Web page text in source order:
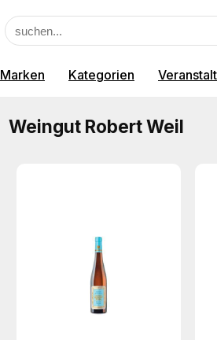
Marken Kategorien
Weingut Robert Weil